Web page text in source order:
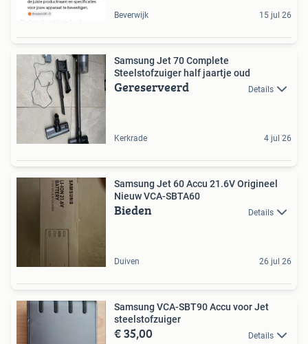
Beverwijk 15 jul 26
Samsung Jet 70 Complete
Steelstofzuiger half jaartje oud
Gereserveerd Details
Kerkrade 4 jul 26
Samsung Jet 60 Accu 21.6V Origineel
Nieuw VCA-SBTA60
Bieden Details
Duiven 26 jul 26
Samsung VCA-SBT90 Accu voor Jet
steelstofzuiger
€ 35,00 Details